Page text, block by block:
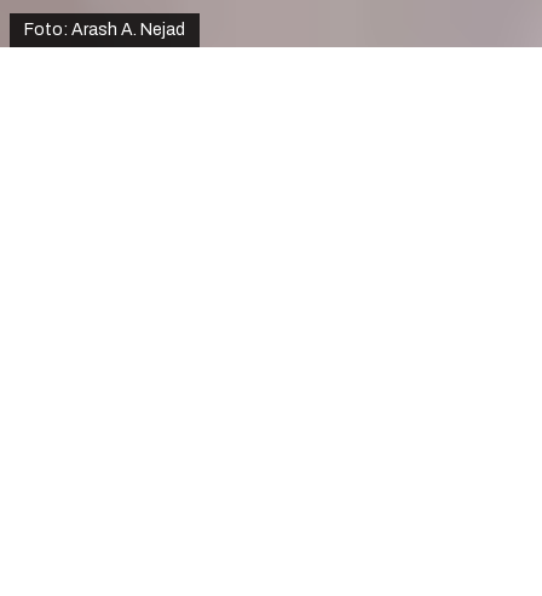
Foto: Arash A. Nejad